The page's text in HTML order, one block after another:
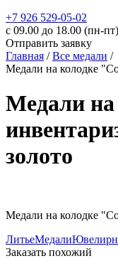
+7 926 529-05-02
c 09.00 до 18.00 (пн-пт)
Отправить заявку
Главная /Все медали /
Медали на колодке
Медали
золото
Медали на колодке
ЛитьеМедали
Заказать похожий